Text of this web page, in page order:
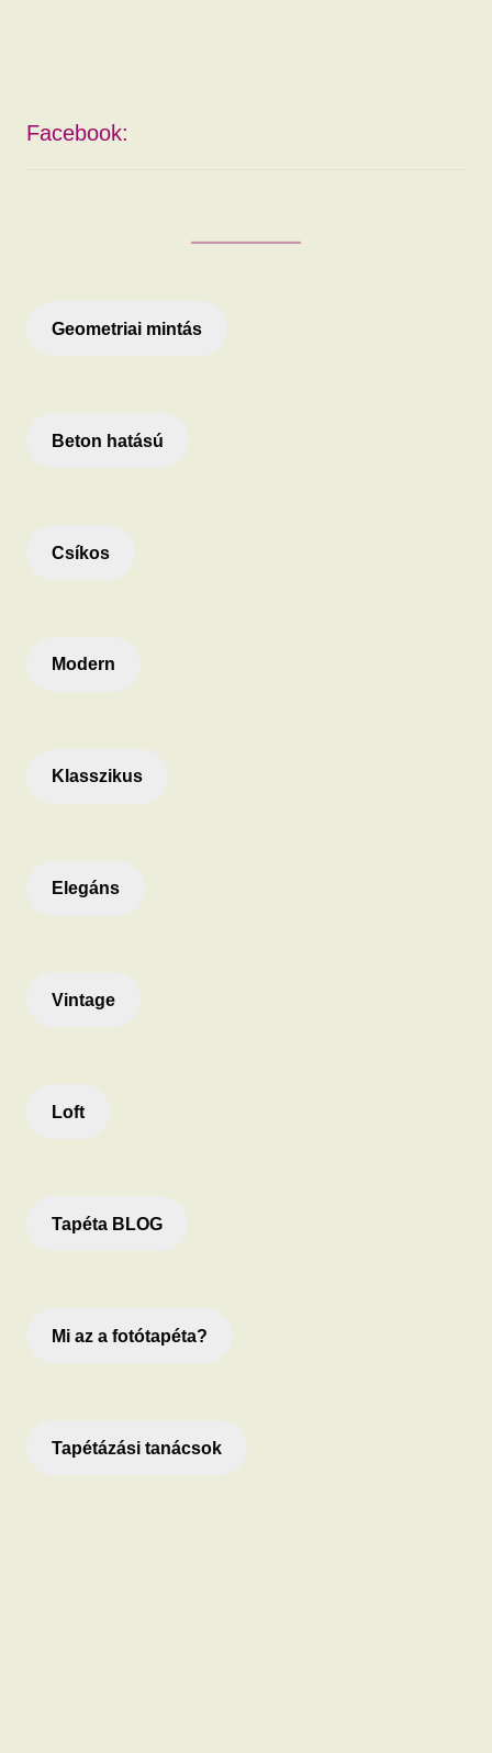
Facebook:
Geometriai mintás
Beton hatású
Csíkos
Modern
Klasszikus
Elegáns
Vintage
Loft
Tapéta BLOG
Mi az a fotótapéta?
Tapétázási tanácsok